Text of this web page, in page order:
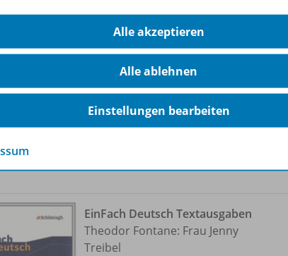
Theodor Fontane: Effi Briest
Gymnasiale Oberstufe
Lieferbar
EinFach Deutsch Textausgaben
Theodor Fontane: Frau Jenny
Treibel
Alle akzeptieren
Alle ablehnen
Einstellungen bearbeiten